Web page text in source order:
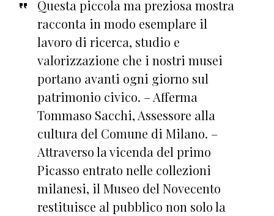
Questa piccola ma preziosa mostra
racconta in modo esemplare il
lavoro di ricerca, studio e
valorizzazione che i nostri musei
portano avanti ogni giorno sul
patrimonio civico. – Afferma
Tommaso Sacchi, Assessore alla
cultura del Comune di Milano. –
Attraverso la vicenda del primo
Picasso entrato nelle collezioni
milanesi, il Museo del Novecento
restituisce al pubblico non solo la